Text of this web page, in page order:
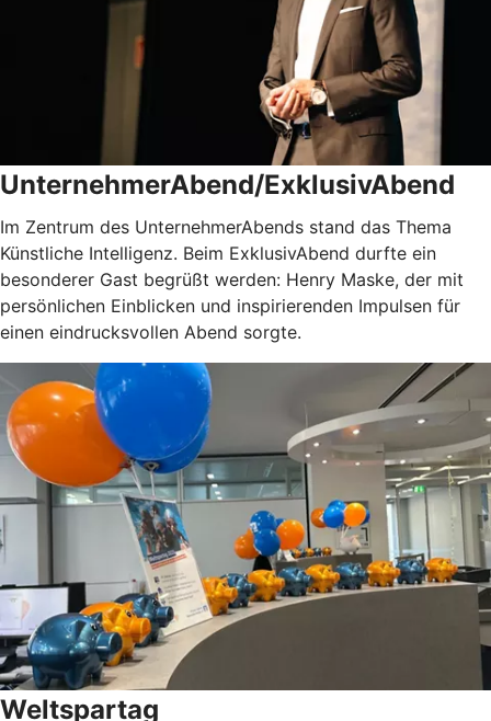
UnternehmerAbend/ExklusivAbend
Im Zentrum des UnternehmerAbends stand das Thema
Künstliche Intelligenz. Beim ExklusivAbend durfte ein
besonderer Gast begrüßt werden: Henry Maske, der mit
persönlichen Einblicken und inspirierenden Impulsen für
einen eindrucksvollen Abend sorgte.
Weltspartag